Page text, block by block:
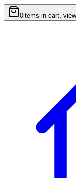
0items in cart,